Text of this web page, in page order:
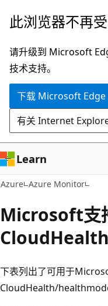
跳
主
要
内
此浏览器不再受
请升级到 Microsoft
技术支持。
下载 Microsoft Edge
有关 Internet
Learn
Azure Azure Monitor
Microsoft支
下表列出了可用于
CloudHealth/